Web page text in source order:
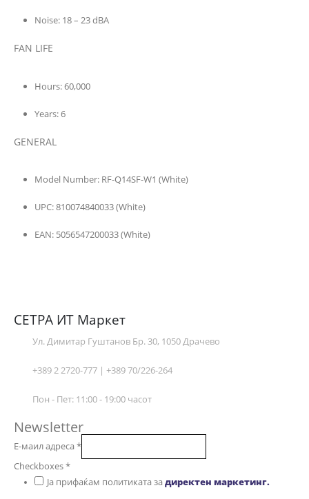
Noise: 18 – 23 dBA
FAN LIFE
Hours: 60,000
Years: 6
GENERAL
Model Number: RF-Q14SF-W1 (White)
UPC: 810074840033 (White)
EAN: 5056547200033 (White)
СЕТРА ИТ Маркет
Ул. Димитар Гуштанов Бр. 30, 1050 Драчево
+389 2 2720-777 | +389 70/226-264
Пон - Пет: 11:00 - 19:00 часот
Newsletter
Е-маил адреса*
Checkboxes*
Ја прифаќам политиката задиректен маркетинг.